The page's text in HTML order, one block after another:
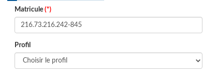
Matricule (*)
Profil